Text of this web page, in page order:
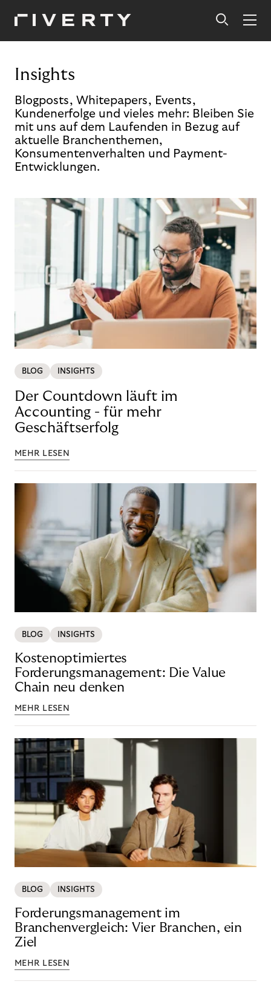
Insights
Blogposts, Whitepapers, Events,
Kundenerfolge und vieles mehr: Bleiben Sie
mit uns auf dem Laufenden in Bezug auf
aktuelle Branchenthemen,
Konsumentenverhalten und Payment-
Entwicklungen.
BLOG INSIGHTS
Der Countdown läuft im
Accounting - für mehr
Geschäftserfolg
MEHR LESEN
BLOG INSIGHTS
Kostenoptimiertes
Forderungsmanagement: Die Value
Chain neu denken
MEHR LESEN
BLOG INSIGHTS
Forderungsmanagement im
Branchenvergleich: Vier Branchen, ein
Ziel
MEHR LESEN